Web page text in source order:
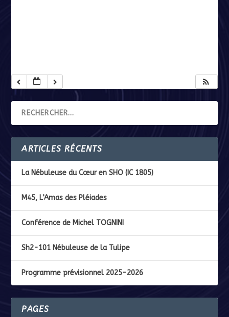
ARTICLES RÉCENTS
La Nébuleuse du Cœur en SHO (IC 1805)
M45, L’Amas des Pléiades
Conférence de Michel TOGNINI
Sh2-101 Nébuleuse de la Tulipe
Programme prévisionnel 2025-2026
PAGES